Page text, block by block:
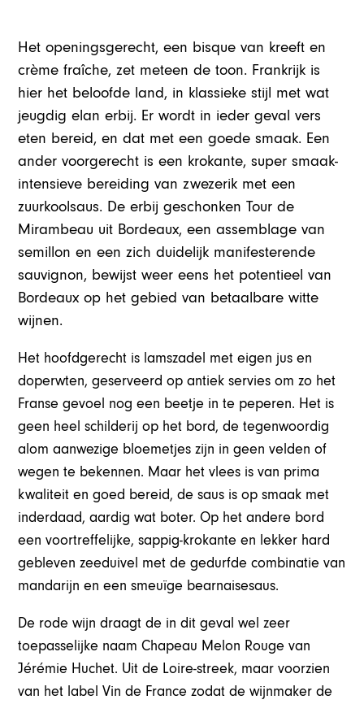
Het openingsgerecht, een bisque van kreeft en
crème fraîche, zet meteen de toon. Frankrijk is
hier het beloofde land, in klassieke stijl met wat
jeugdig elan erbij. Er wordt in ieder geval vers
eten bereid, en dat met een goede smaak. Een
ander voorgerecht is een krokante, super smaak-
intensieve bereiding van zwezerik met een
zuurkoolsaus. De erbij geschonken Tour de
Mirambeau uit Bordeaux, een assemblage van
semillon en een zich duidelijk manifesterende
sauvignon, bewijst weer eens het potentieel van
Bordeaux op het gebied van betaalbare witte
wijnen.
Het hoofdgerecht is lamszadel met eigen jus en
doperwten, geserveerd op antiek servies om zo het
Franse gevoel nog een beetje in te peperen. Het is
geen heel schilderij op het bord, de tegenwoordig
alom aanwezige bloemetjes zijn in geen velden of
wegen te bekennen. Maar het vlees is van prima
kwaliteit en goed bereid, de saus is op smaak met
inderdaad, aardig wat boter. Op het andere bord
een voortreffelijke, sappig-krokante en lekker hard
gebleven zeeduivel met de gedurfde combinatie van
mandarijn en een smeuïge bearnaisesaus.
De rode wijn draagt de in dit geval wel zeer
toepasselijke naam Chapeau Melon Rouge van
Jérémie Huchet. Uit de Loire-streek, maar voorzien
van het label Vin de France zodat de wijnmaker de